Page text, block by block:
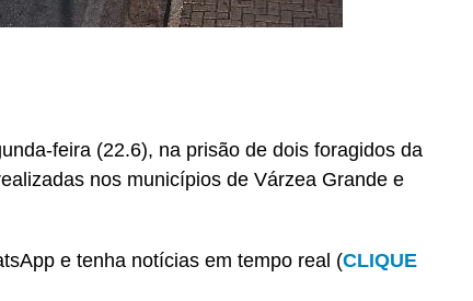
feira (22.6), na prisão de dois foragidos da
nos municípios de Várzea Grande e
e tenha notícias em tempo real (CLIQUE